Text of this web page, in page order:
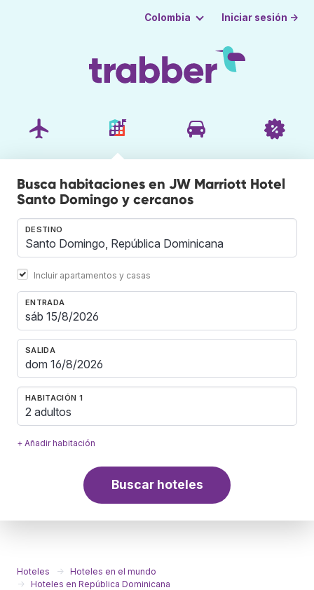
Colombia Iniciar sesión →
Busca habitaciones en JW Marriott Hotel
Santo Domingo y cercanos
DESTINO
Incluir apartamentos y casas
ENTRADA
SALIDA
HABITACIÓN 1
2 adultos
+ Añadir habitación
Buscar hoteles
Hoteles
Hoteles en el mundo
Hoteles en República Dominicana